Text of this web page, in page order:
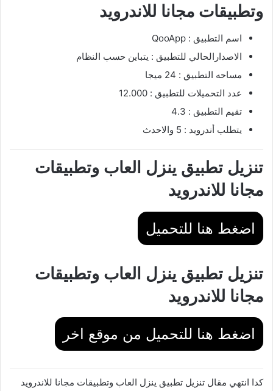
وتطبيقات مجانا للاندرويد
اسم التطبيق : QooApp
الاصدارالحالي للتطبيق : يتباين حسب النظام
مساحه التطبيق : 24 ميجا
عدد التحميلات للتطبيق : 12.000
تقيم التطبيق : 4.3
يتطلب أندرويد : 5 والاحدث
تنزيل تطبيق ينزل العاب وتطبيقات
مجانا للاندرويد
اضغط هنا للتحميل
تنزيل تطبيق ينزل العاب وتطبيقات
مجانا للاندرويد
اضغط هنا للتحميل من موقع اخر
كدا انتهي مقال تنزيل تطبيق ينزل العاب وتطبيقات مجانا للاندرويد